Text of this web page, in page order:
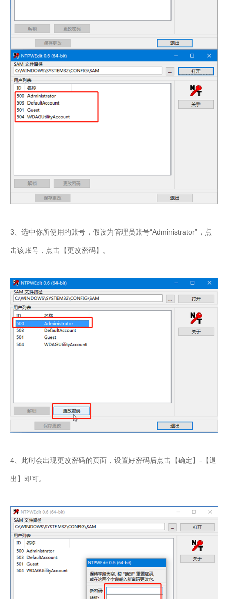
3、选中你所使用的账号，假设为管理员账号“Administrator”，点
击该账号，点击【更改密码】。
4、此时会出现更改密码的页面，设置好密码后点击【确定】-【退
出】即可。